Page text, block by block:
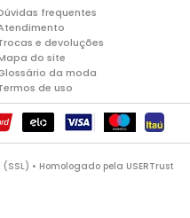
frequentes
e devoluções
do site
da moda
de uso
• Homologado pela USERTrust